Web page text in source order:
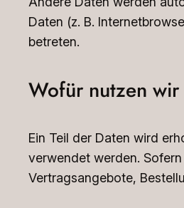
Daten (z. B.
betreten.
Wofür nutzen
Ein Teil der Daten wird
verwendet werden.
Vertragsangebote,